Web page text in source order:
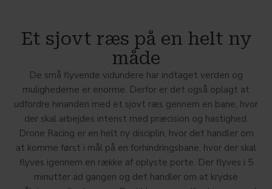
Et sjovt ræs på en helt ny
måde
De små flyvende vidundere har indtaget verden og
mulighederne er enorme. Derfor er det også oplagt at
udfordre hinanden med et sjovt ræs gennem en bane, hvor
der skal arbejdes intenst med præcision og hastighed.
Drone Racing er en helt ny disciplin, hvor det handler om
at komme først i mål på en forhindringsbane, hvor der skal
flyves igennem en række af oplyste porte. Der flyves i 5
minutter ad gangen og det handler om at krydse